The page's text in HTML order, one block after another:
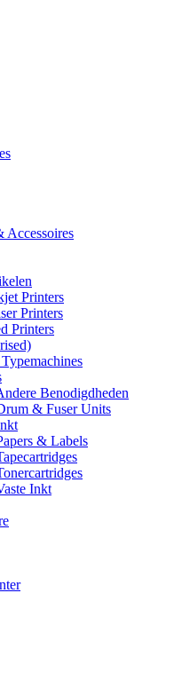
Accessoires
Printers
Printers
Printers
Benodigdheden
& Fuser Units
& Labels
Inkt